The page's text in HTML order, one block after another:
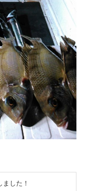
した！